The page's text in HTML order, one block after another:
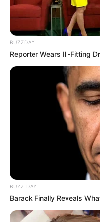
BUZZDAY
Reporter Wears Ill-Fitting
BUZZ DAY
Barack Finally Reveals